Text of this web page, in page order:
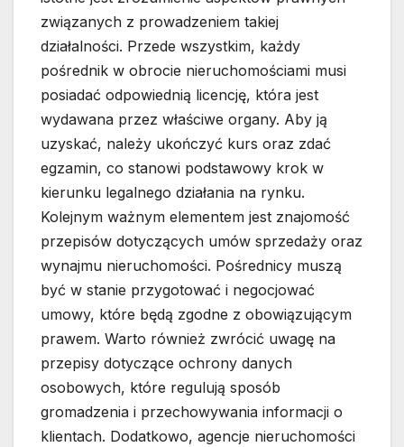
związanych z prowadzeniem takiej
działalności. Przede wszystkim, każdy
pośrednik w obrocie nieruchomościami musi
posiadać odpowiednią licencję, która jest
wydawana przez właściwe organy. Aby ją
uzyskać, należy ukończyć kurs oraz zdać
egzamin, co stanowi podstawowy krok w
kierunku legalnego działania na rynku.
Kolejnym ważnym elementem jest znajomość
przepisów dotyczących umów sprzedaży oraz
wynajmu nieruchomości. Pośrednicy muszą
być w stanie przygotować i negocjować
umowy, które będą zgodne z obowiązującym
prawem. Warto również zwrócić uwagę na
przepisy dotyczące ochrony danych
osobowych, które regulują sposób
gromadzenia i przechowywania informacji o
klientach. Dodatkowo, agencje nieruchomości